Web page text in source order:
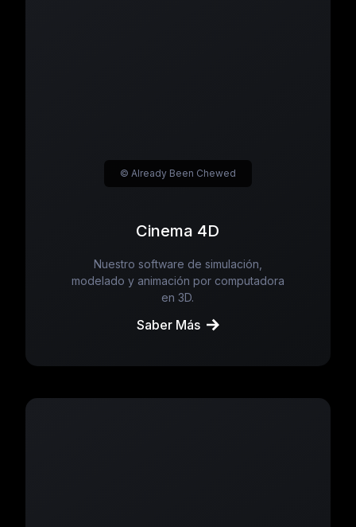
Cinema 4D
Nuestro software de simulación,
modelado y animación por computadora
en 3D.
Saber Más
© Already Been Chewed